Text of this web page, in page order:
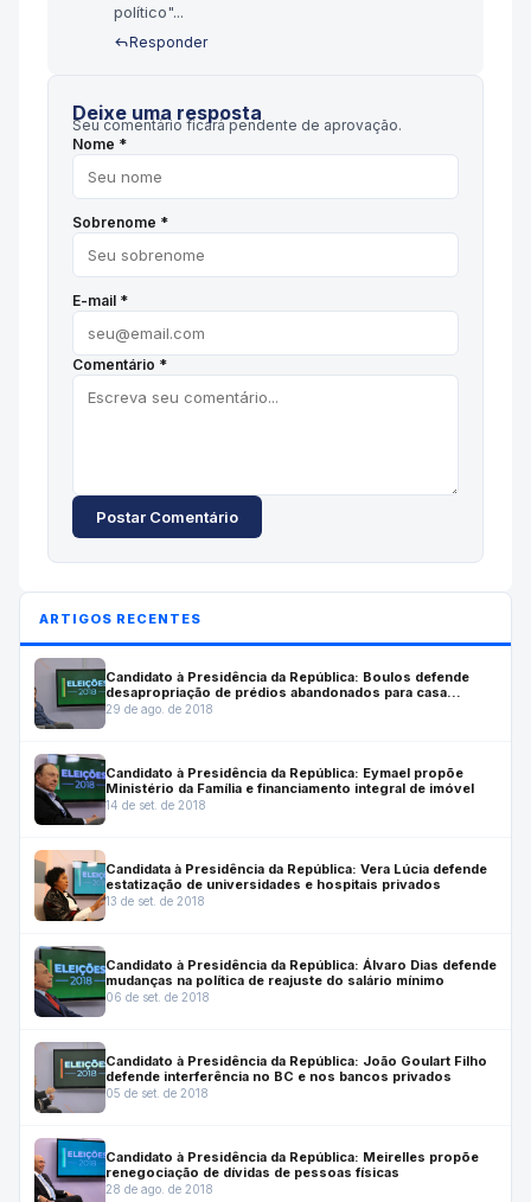
político"...
Responder
Deixe uma resposta
Seu comentário ficará pendente de aprovação.
Nome *
Sobrenome *
E-mail *
Comentário *
Postar Comentário
ARTIGOS RECENTES
Candidato à Presidência da República: Boulos defende
desapropriação de prédios abandonados para casa
popular
29 de ago. de 2018
Candidato à Presidência da República: Eymael propõe
Ministério da Família e financiamento integral de imóvel
14 de set. de 2018
Candidata à Presidência da República: Vera Lúcia defende
estatização de universidades e hospitais privados
13 de set. de 2018
Candidato à Presidência da República: Álvaro Dias defende
mudanças na política de reajuste do salário mínimo
06 de set. de 2018
Candidato à Presidência da República: João Goulart Filho
defende interferência no BC e nos bancos privados
05 de set. de 2018
Candidato à Presidência da República: Meirelles propõe
renegociação de dívidas de pessoas físicas
28 de ago. de 2018